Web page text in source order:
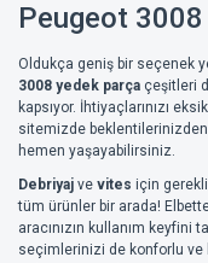
Peugeot
Oldukça geniş bir seçenek
3008 yedek parça çeşitleri
kapsıyor. İhtiyaçlarınızı
sitemizde
hemen yaşayabilirsiniz.
Debriyaj ve vites için
tüm ürünler bir arada!
aracınızın kullanım keyfini
seçimlerinizi de konforlu ve